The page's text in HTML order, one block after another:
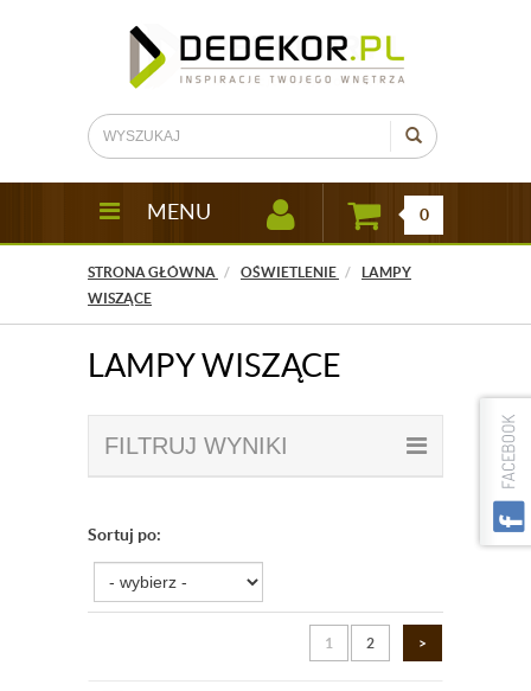
MENU 0
STRONA GŁÓWNA OŚWIETLENIE
LAMPY
WISZĄCE
LAMPY WISZĄCE
FILTRUJ WYNIKI
Sortuj po:
1 2 >